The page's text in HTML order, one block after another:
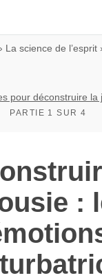
› La science de l’esprit ›
pour déconstruire la
PARTIE 1 SUR 4
: